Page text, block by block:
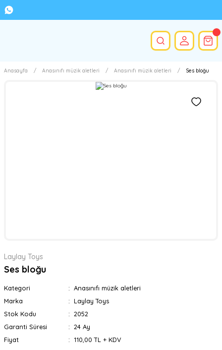
Anasayfa Anasınıfı müzik aletleri Anasınıfı müzik aletleri Ses bloğu
Laylay Toys
Ses bloğu
Kategori
Anasınıfı müzik aletleri
Marka
Laylay Toys
Stok Kodu
2052
Garanti Süresi
24 Ay
Fiyat
110,00 TL + KDV